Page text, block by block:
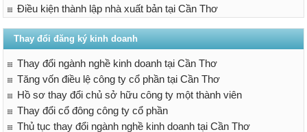
Điều kiện thành lập nhà xuất bản tại Cần Thơ
Thay đổi đăng ký kinh doanh
Thay đổi ngành nghề kinh doanh tại Cần Thơ
Tăng vốn điều lệ công ty cổ phần tại Cần Thơ
Hồ sơ thay đổi chủ sở hữu công ty một thành viên
Thay đổi cổ đông công ty cổ phần
Thủ tục thay đổi ngành nghề kinh doanh tại Cần Thơ